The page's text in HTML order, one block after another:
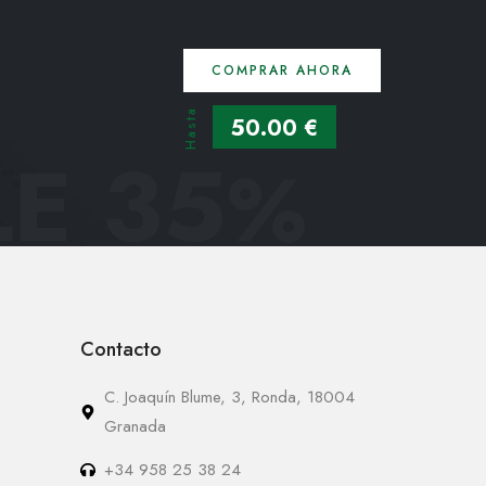
COMPRAR AHORA
Hasta 50.00 €
35%
Contacto
C. Joaquín Blume, 3, Ronda, 18004
Granada
+34 958 25 38 24